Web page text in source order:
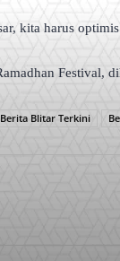
kita harus
Festival,
Berita Blitar Terkini